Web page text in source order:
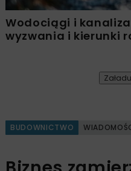
Wodociągi i
wyzwania i kierunki
BUDOWNICTWO